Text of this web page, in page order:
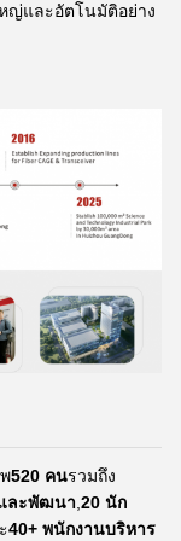
ญ่และอัตโนมัติอย่าง
520 คนรวมถึง
ละพัฒนา 20 นัก
40+ พนักงานบริหาร